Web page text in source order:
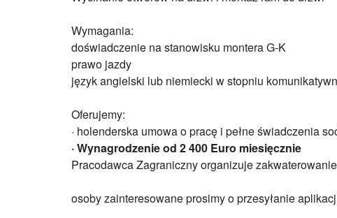
Wymagania:
doświadczenie na stanowisku montera G-K
prawo jazdy
język angielski lub niemiecki w stopniu
Oferujemy:
· holenderska umowa o pracę i pełne świadczenia
· Wynagrodzenie od 2 400 Euro miesięcznie
Pracodawca Zagraniczny organizuje zakwaterowanie
osoby zainteresowane prosimy o przesyłanie